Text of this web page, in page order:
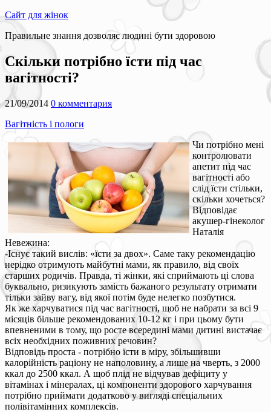
Сайт для жінок
Правильне знання дозволяє людині бути здоровою
Скільки потрібно їсти під час
вагітності?
21/09/2014 0 комментария
Вагітність і пологи
Чи потрібно мені
контролювати
апетит під час
вагітності або
слід їсти стільки,
скільки хочеться?
Відповідає
акушер-гінеколог
Наталія
Невежина:
-Існує такий вислів: «їсти за двох». Саме таку рекомендацію
нерідко отримують майбутні мами, як правило, від своїх
старших родичів. Правда, ті жінки, які сприймають ці слова
буквально, ризикують замість бажаного результату отримати
тільки зайву вагу, від якої потім буде нелегко позбутися.
Як же харчуватися під час вагітності, щоб не набрати за всі 9
місяців більше рекомендованих 10-12 кг і при цьому бути
впевненими в тому, що росте всередині мами дитині вистачає
всіх необхідних поживних речовин?
Відповідь проста - потрібно їсти в міру, збільшивши
калорійність раціону не наполовину, а лише на чверть, з 2000
ккал до 2500 ккал. А щоб плід не відчував дефіциту у
вітамінах і мінералах, ці компоненти здорового харчування
потрібно приймати додатково у вигляді спеціальних
полівітамінних комплексів.